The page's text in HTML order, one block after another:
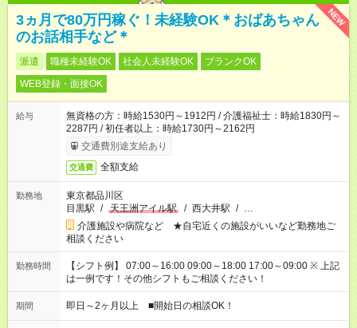
NEW
3ヵ月で80万円稼ぐ！未経験OK＊おばあちゃん
のお話相手など＊
派遣 職種未経験OK 社会人未経験OK
ブランクOK
WEB登録・面接OK
給与
無資格の方：時給1530円～1912円 / 介護福祉士：時給1830円～
2287円 / 初任者以上：時給1730円～2162円
交通費別途支給あり
交通費 全額支給
勤務地
東京都品川区
目黒駅 / 天王洲アイル駅 / 西大井駅 / …
介護施設や病院など ★自宅近くの施設がいいなど勤務地ご
相談ください
勤務時間
【シフト例】 07:00～16:00 09:00～18:00 17:00～09:00 ※ 上記
は一例です！その他シフトもご相談ください！
期間 即日～2ヶ月以上 ■開始日の相談OK！